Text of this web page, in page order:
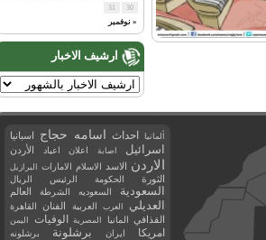
« نوفمبر
ارشيف الاخبار
ألمانيا احداث اسامه حجاج اسبانيا
اسرائيل اصابة اعلان اعياد الأردن
الاردن الاسد الاسلام الامارات البرازيل
الثورة الحكومة الرئيس الريال
السعودية السعوديه الشرطة العالم
العديلي العرب العربية الفنان القاهرة
القذافي المانيا المصرية الوفيات اليمن
امريكا ايران برشلونة برشلونه